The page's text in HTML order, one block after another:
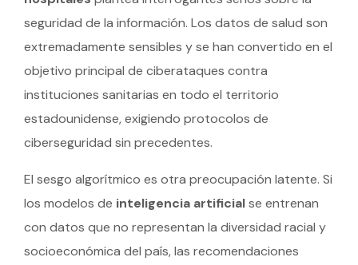
seguridad de la información. Los datos de salud son
extremadamente sensibles y se han convertido en el
objetivo principal de ciberataques contra
instituciones sanitarias en todo el territorio
estadounidense, exigiendo protocolos de
ciberseguridad sin precedentes.
El sesgo algorítmico es otra preocupación latente. Si
los modelos de inteligencia artificialse entrenan
con datos que no representan la diversidad racial y
socioeconómica del país, las recomendaciones